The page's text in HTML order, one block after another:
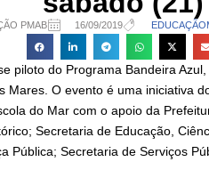
PMAB 16/09/2019 EDUCAÇÃO
piloto do Programa Bandeira
Mares. O evento é uma iniciativa
do Mar com o apoio da
Secretaria de Educação,
Pública; Secretaria de Serviços